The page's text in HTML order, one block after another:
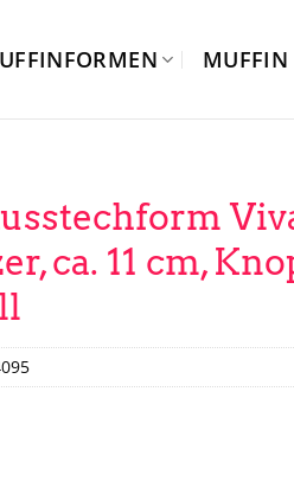
MUFFIN
ca. 11 cm,